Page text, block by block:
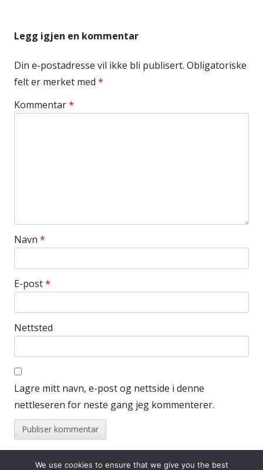
Legg igjen en kommentar
Din e-postadresse vil ikke bli publisert. Obligatoriske
felt er merket med *
Kommentar*
Navn *
E-post*
Nettsted
Lagre mitt navn, e-post og nettside i denne
nettleseren for neste gang jeg kommenterer.
We use cookies to ensure that we give you the best